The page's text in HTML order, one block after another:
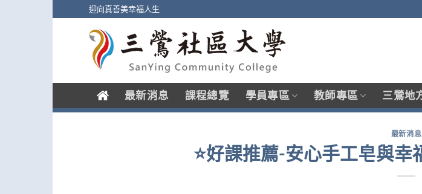
迎向真善美幸福人生
. 最新消息 課程總覽 學員專區 教師專區 三鶯地
最新消息
⭐️好課推薦-安心手工皂與